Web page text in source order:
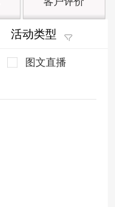
活动类型
图文直播